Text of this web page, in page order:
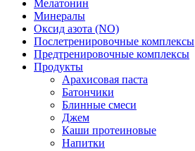
Мелатонин
Минералы
Оксид азота (NO)
Послетренировочные комплексы
Предтренировочные комплексы
Продукты
Арахисовая паста
Батончики
Блинные смеси
Джем
Каши протеиновые
Напитки